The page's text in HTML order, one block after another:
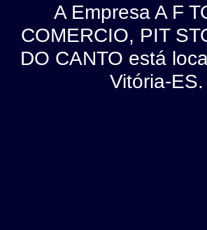
A Empresa A F
COMERCIO, PIT
DO CANTO está
Vitória-ES.